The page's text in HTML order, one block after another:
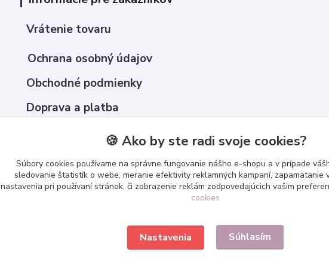
Vrátenie tovaru
Ochrana osobný údajov
Obchodné podmienky
Doprava a platba
Ako nakupovať ?
Kontakt
🍪 Ako by ste radi svoje cookies?
Súbory cookies používame na správne fungovanie nášho e-shopu a v prípade
sledovanie štatistík o webe, meranie efektivity reklamných kampaní, zapamätanie
nastavenia pri používaní stránok, či zobrazenie reklám zodpovedajúcich vašim
cookies
Nastavenia Súhlasím